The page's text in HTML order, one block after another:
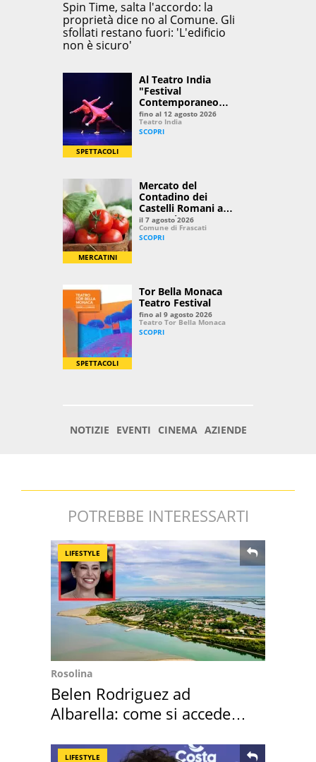
POTREBBE INTERESSARTI
LIFESTYLE
Rosolina
Belen Rodriguez ad
Albarella: come si accede
LIFESTYLE